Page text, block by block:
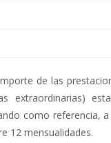
de las
extraordinarias)
como referencia,
12 mensualidades.